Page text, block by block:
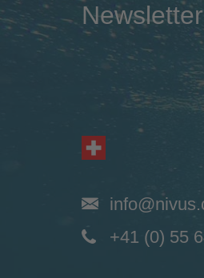
+41 (0) 55